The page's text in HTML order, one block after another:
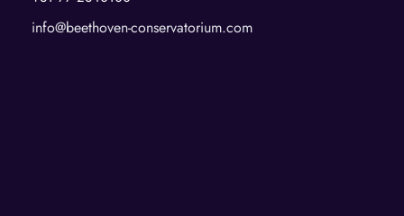
info@beethoven-conservatorium.com